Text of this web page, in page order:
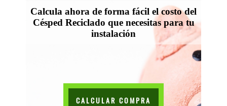
Calcula ahora de forma fácil el costo del
Césped Reciclado que necesitas para tu
instalación
CALCULAR COMPRA